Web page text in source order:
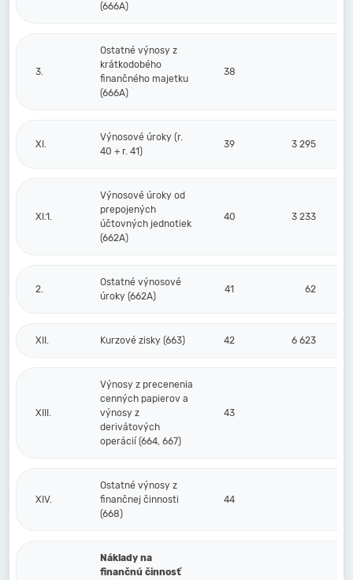
(666A)
3.
Ostatné výnosy z
krátkodobého
finančného majetku
(666A)
38
XI.
Výnosové úroky (r.
40 + r. 41)
39 3 295
XI.1.
Výnosové úroky od
prepojených
účtovných jednotiek
(662A)
40 3 233
2.
Ostatné výnosové
úroky (662A)
41 62
XII. Kurzové zisky (663) 42 6 623
XIII.
Výnosy z precenenia
cenných papierov a
výnosy z
derivátových
operácií (664, 667)
43
XIV.
Ostatné výnosy z
finančnej činnosti
(668)
44
Náklady na
finančnú činnosť